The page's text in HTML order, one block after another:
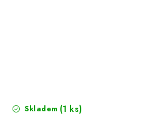
Skladem (1 ks)